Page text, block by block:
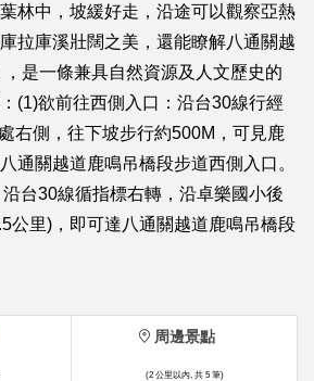
林中，坡緩好走，沿途可以觀察亞熱
拉庫溪壯闊之美，還能瞭解八通關越
是一條兼具自然資源及人文歷史的
(1)欲前往西側入口：沿台30線行經
右側，往下坡步行約500M，可見鹿
通關越道鹿鳴吊橋段步道西側入口。
台30線循指標右轉，沿卓樂國小後
公里)，即可達八通關越道鹿鳴吊橋段
周邊景點
(2 公里以內, 共 5 筆)